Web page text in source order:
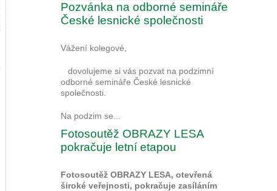
Pozvánka na odborné semináře
České lesnické společnosti
Vážení kolegové,
dovolujeme si vás pozvat na podzimní
odborné semináře České lesnické
společnosti.
Na podzim se...
Fotosoutěž OBRAZY LESA
pokračuje letní etapou
Fotosoutěž OBRAZY LESA, otevřená
široké veřejnosti, pokračuje zasíláním